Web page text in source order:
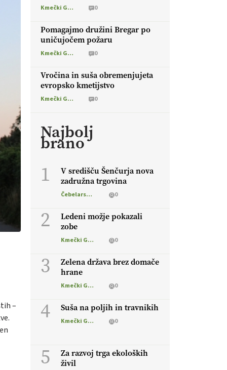
–
Kmečki Glas 0
Pomagajmo družini Bregar po
uničujočem požaru
Kmečki Glas 0
Vročina in suša obremenjujeta
evropsko kmetijstvo
Kmečki Glas 0
Najbolj
brano
1
V središču Šenčurja nova
zadružna trgovina
Čebelarstvo 0
2
Ledeni možje pokazali
zobe
Kmečki Glas 0
3
Zelena država brez domače
hrane
Kmečki Glas 0
4 Suša na poljih in travnikih
Kmečki Glas 0
5
Za razvoj trga ekoloških
živil